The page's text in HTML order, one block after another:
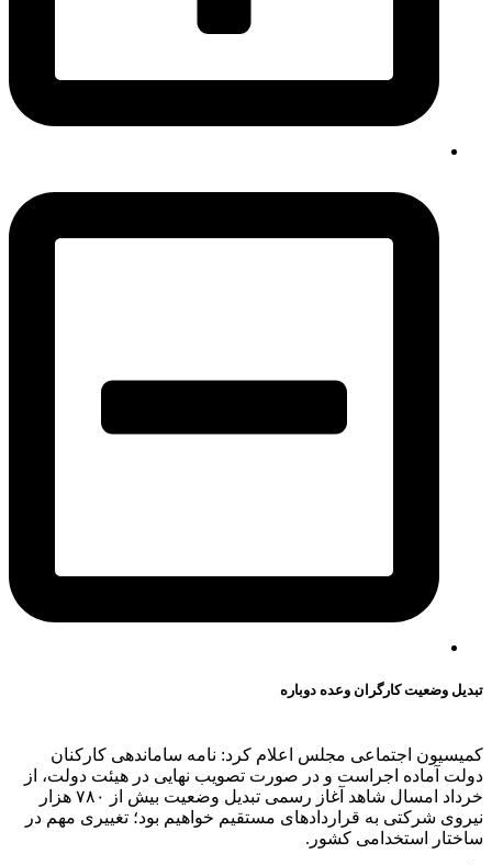
تبدیل وضعیت کارگران وعده دوباره
کميسيون اجتماعی مجلس اعلام کرد: ‌نامه ساماندهی کارکنان
دولت آماده اجراست و در صورت تصویب نهایی در هیئت دولت، از
خرداد امسال شاهد آغاز رسمی تبدیل وضعیت بیش از ۷۸۰ هزار
نیروی شرکتی به قراردادهای مستقیم خواهیم بود؛ تغییری مهم در
ساختار استخدامی کشور.